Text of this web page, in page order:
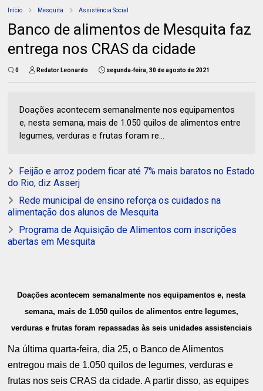
Início Mesquita Assistência Social
Banco de alimentos de Mesquita faz
entrega nos CRAS da cidade
0 Redator Leonardo segunda-feira, 30 de agosto de 2021
Doações acontecem semanalmente nos equipamentos
e, nesta semana, mais de 1.050 quilos de alimentos entre
legumes, verduras e frutas foram re...
Feijão e arroz podem ficar até 7% mais baratos no Estado
do Rio, diz Asserj
Rede municipal de ensino reforça os cuidados na
alimentação dos alunos de Mesquita
Programa de Aquisição de Alimentos com inscrições
abertas em Mesquita
Doações acontecem semanalmente nos equipamentos e, nesta
semana, mais de 1.050 quilos de alimentos entre legumes,
verduras e frutas foram repassadas às seis unidades assistenciais
Na última quarta-feira, dia 25, o Banco de Alimentos
entregou mais de 1.050 quilos de legumes, verduras e
frutas nos seis CRAS da cidade. A partir disso, as equipes